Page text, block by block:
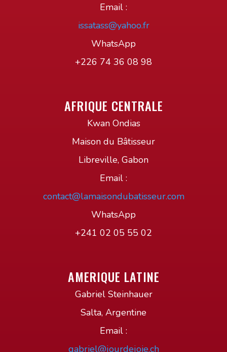
Email :
issatass@yahoo.fr
WhatsApp
+226 74 36 08 98
AFRIQUE CENTRALE
Kwan Ondias
Maison du Bâtisseur
Libreville, Gabon
Email :
contact@lamaisondubatisseur.com
WhatsApp
+241 02 05 55 02
AMERIQUE LATINE
Gabriel Steinhauer
Salta, Argentine
Email :
gabriel@jourdejoie.ch